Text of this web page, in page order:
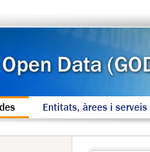
Entitats, àrees i serveis